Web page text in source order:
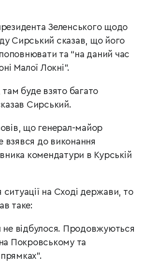
Зеленського щодо
Сирський сказав, що його
та “на даний час
Малої Локні”.
буде взято багато
Сирський.
що генерал-майор
взявся до виконання
комендатури в Курській
на Сході держави, то
таке:
не відбулося. Продовжуються
Покровському та